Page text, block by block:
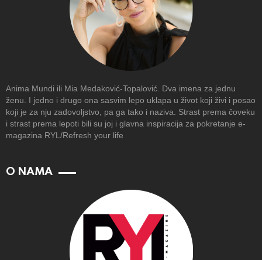
Anima Mundi ili Mia Medaković-Topalović. Dva imena za jednu
ženu. I jedno i drugo ona sasvim lepo uklapa u život koji živi i posao
koji je za nju zadovoljstvo, pa ga tako i naziva. Strast prema čoveku
i strast prema lepoti bili su joj i glavna inspiracija za pokretanje e-
magazina RYL/Refresh your life
O NAMA